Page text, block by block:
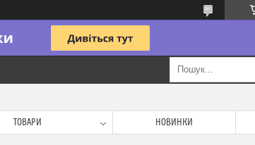
ТОВАРИ НОВИНКИ